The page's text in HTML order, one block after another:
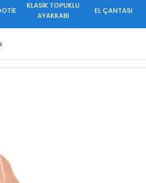
KLASİK TOPUKLU
AYAKKABI
EL ÇANTASI